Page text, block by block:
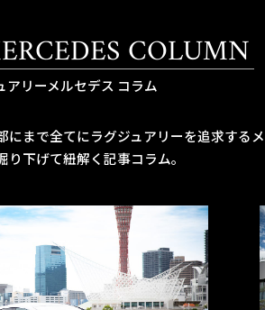
COLUMN
アリーメルセデス コラム
まで全てにラグジュアリーを追求するメ
り下げて紐解く記事コラム。